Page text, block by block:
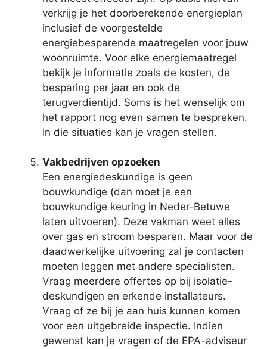
verkrijg je het doorberekende energieplan
inclusief de voorgestelde
energiebesparende maatregelen voor jouw
woonruimte. Voor elke energiemaatregel
bekijk je informatie zoals de kosten, de
besparing per jaar en ook de
terugverdientijd. Soms is het wenselijk om
het rapport nog even samen te bespreken.
In die situaties kan je vragen stellen.
Vakbedrijven opzoeken
Een energiedeskundige is geen
bouwkundige (dan moet je een
bouwkundige keuring in Neder-Betuwe
laten uitvoeren). Deze vakman weet alles
over gas en stroom besparen. Maar voor de
daadwerkelijke uitvoering zal je contacten
moeten leggen met andere specialisten.
Vraag meerdere offertes op bij isolatie-
deskundigen en erkende installateurs.
Vraag of ze bij je aan huis kunnen komen
voor een uitgebreide inspectie. Indien
gewenst kan je vragen of de EPA-adviseur